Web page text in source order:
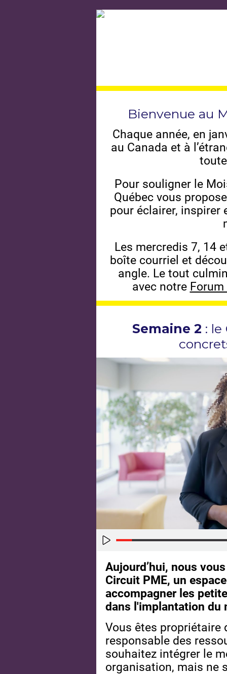
Bienvenue au
Chaque année, en
au Canada et à
Pour souligner le
Québec vous
pour éclairer,
Les mercredis 7, 14
boîte courriel et
angle. Le tout
avec notre
Semaine 2 : le
Aujourd’hui, nous
Circuit PME, un
accompagner les
dans l'implantation du
Vous êtes propriétaire
responsable des
souhaitez intégrer le
organisation, mais ne